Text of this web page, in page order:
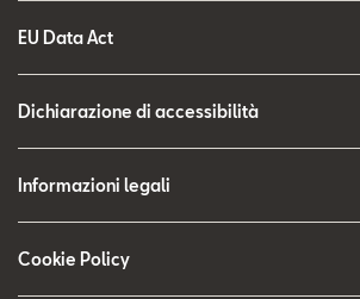
EU Data Act
Dichiarazione di accessibilità
Informazioni legali
Cookie Policy